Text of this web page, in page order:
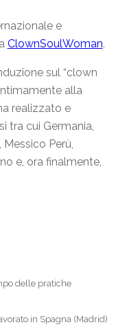
e
ClownSoulWoman.
sul “clown
alla
realizzato e
tra cui Germania,
Perù,
e, ora finalmente,
delle pratiche
in Spagna (Madrid)